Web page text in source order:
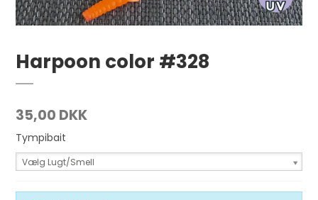
Harpoon color #328
35,00 DKK
Tympibait
Vælg Lugt/Smell